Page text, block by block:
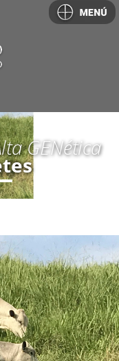
GENética